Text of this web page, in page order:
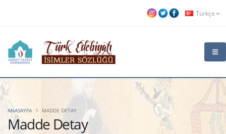
Türkçe
Madde Detay
ANASAYFA MADDE DETAY